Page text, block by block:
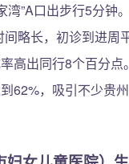
”A口出步行5分钟
略长，初诊到进周
高出同行8个百分点
62%，吸引不少贵